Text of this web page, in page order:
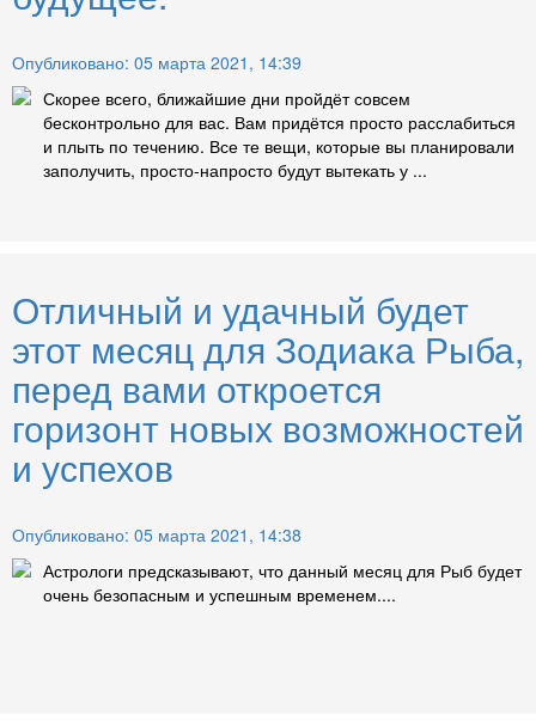
Опубликовано: 05 марта 2021, 14:39
Скорее всего, ближайшие дни пройдёт совсем
бесконтрольно для вас. Вам придётся просто расслабиться
и плыть по течению. Все те вещи, которые вы планировали
заполучить, просто-напросто будут вытекать у ...
Отличный и удачный будет
этот месяц для Зодиака Рыба,
перед вами откроется
горизонт новых возможностей
и успехов
Опубликовано: 05 марта 2021, 14:38
Астрологи предсказывают, что данный месяц для Рыб будет
очень безопасным и успешным временем....